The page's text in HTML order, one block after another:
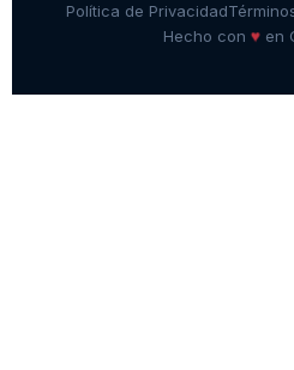
Política de Privacidad
Hecho con ♥en